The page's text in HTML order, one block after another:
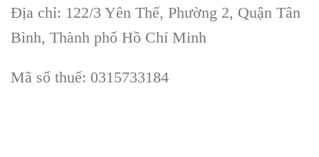
Địa chỉ: 122/3 Yên Thế, Phường 2, Quận Tân
Bình, Thành phố Hồ Chí Minh
Mã số thuế: 0315733184